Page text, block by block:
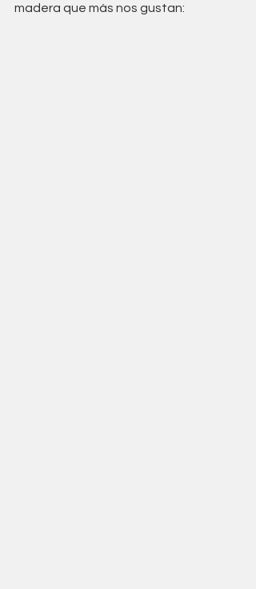
madera que más nos gustan: